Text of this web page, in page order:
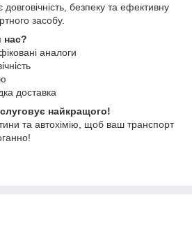
безпеку та ефективну
засобу.
нас?
аналоги
доставка
найкращого!
та автохімію, щоб ваш транспорт